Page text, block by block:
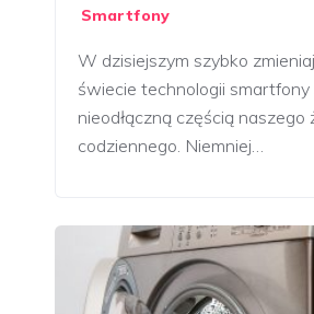
Smartfony
W dzisiejszym szybko
świecie technologii smartfony
nieodłączną częścią naszego
codziennego. Niemniej…